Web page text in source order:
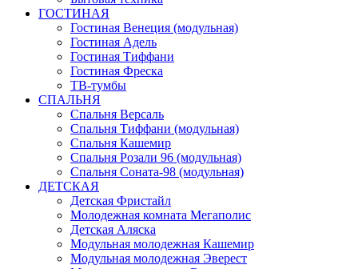
ГОСТИНАЯ
Гостиная Венеция (модульная)
Гостиная Адель
Гостиная Тиффани
Гостиная Фреска
ТВ-тумбы
СПАЛЬНЯ
Спальня Версаль
Спальня Тиффани (модульная)
Спальня Кашемир
Спальня Розали 96 (модульная)
Спальня Соната-98 (модульная)
ДЕТСКАЯ
Детская Фристайл
Молодежная комната Мегаполис
Детская Аляска
Модульная молодежная Кашемир
Модульная молодежная Эверест